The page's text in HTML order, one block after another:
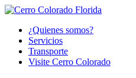
¿Quienes somos?
Servicios
Transporte
Visite Cerro Colorado